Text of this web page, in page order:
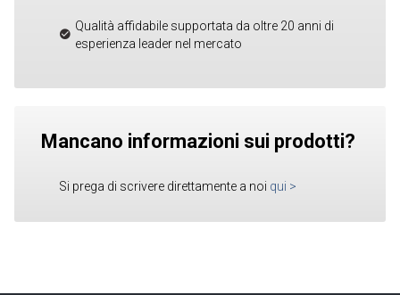
Qualità affidabile supportata da oltre 20 anni di
esperienza leader nel mercato
Mancano informazioni sui prodotti?
Si prega di scrivere direttamente a noi qui >